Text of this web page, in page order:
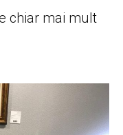
chiar mai mult